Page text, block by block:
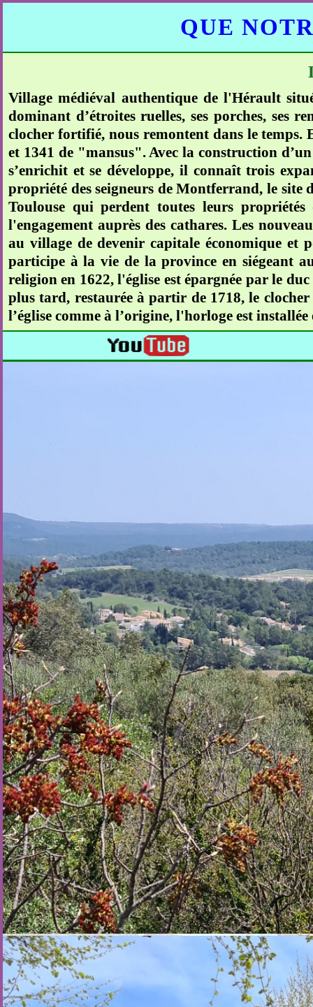
QUE
Village médiéval authentique de l'Hérault
dominant d’étroites ruelles, ses porches, ses
clocher fortifié, nous remontent dans le temps.
et 1341 de "mansus". Avec la construction
s’enrichit et se développe, il connaît trois
propriété des seigneurs de Montferrand, le site
Toulouse qui perdent toutes leurs
l'engagement auprès des cathares. Les
au village de devenir capitale économique
participe à la vie de la province en siégeant
religion en 1622, l'église est épargnée par le
plus tard, restaurée à partir de 1718, le clocher
l’église comme à l’origine, l'horloge est installée